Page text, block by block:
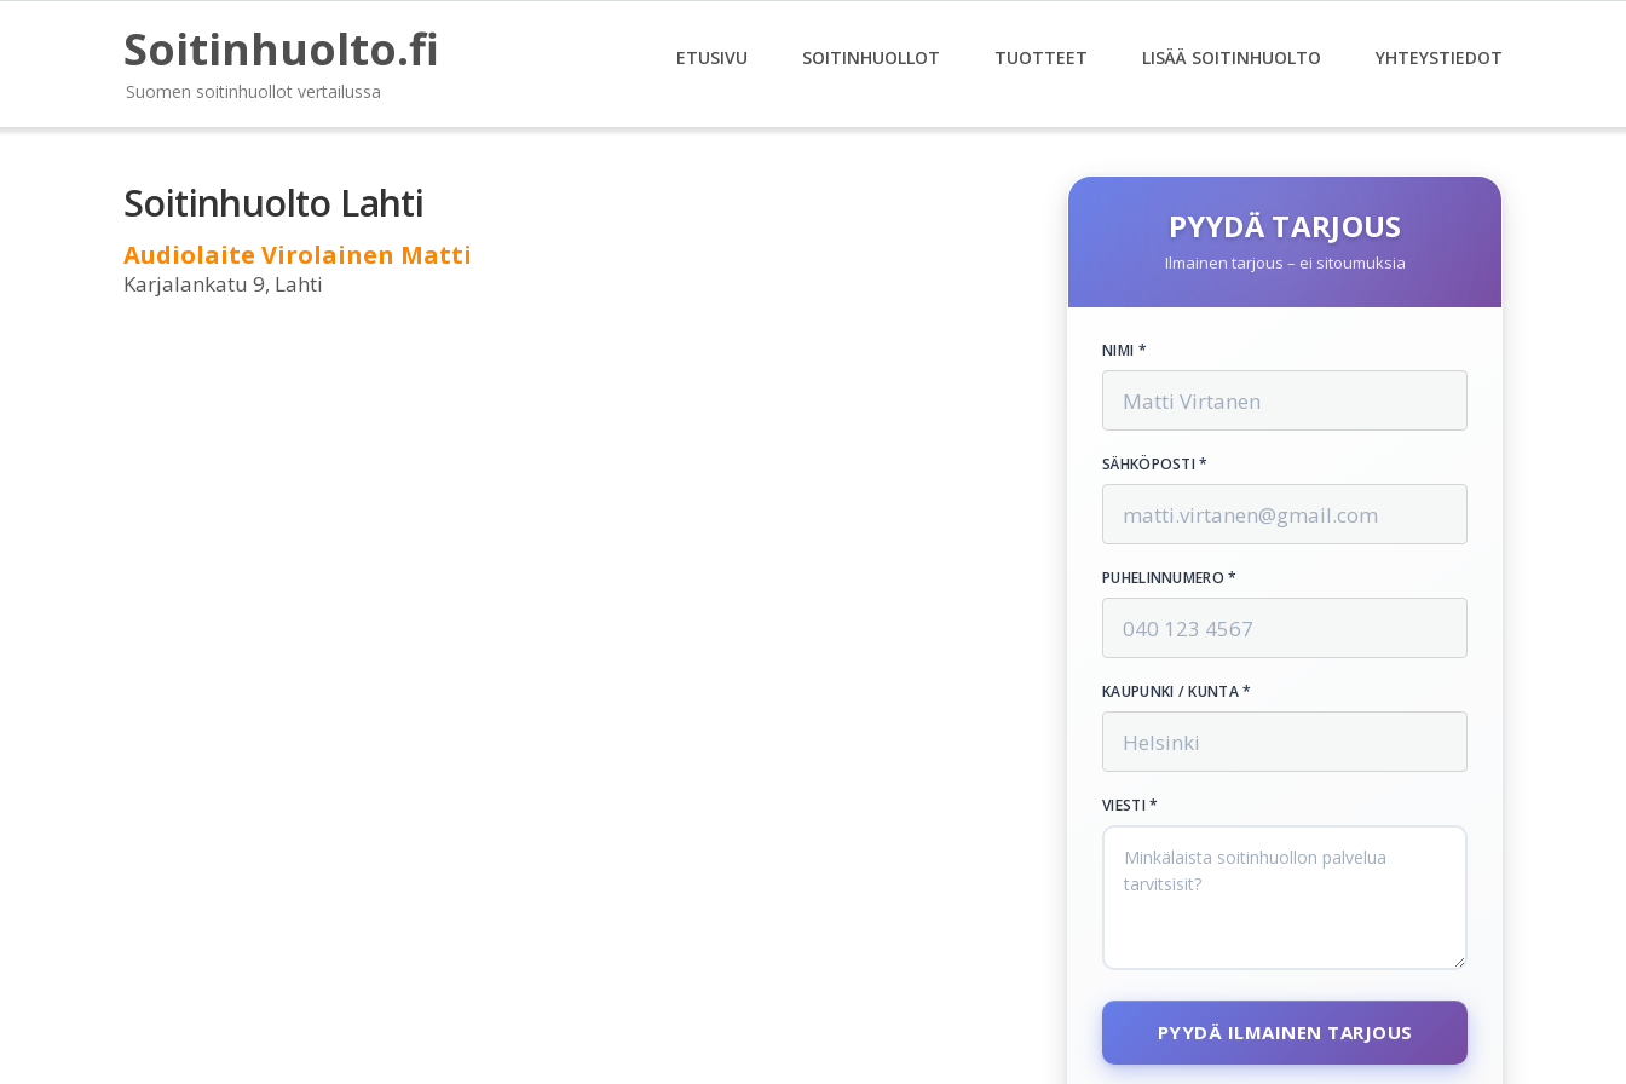
Soitinhuolto.fi
Suomen soitinhuollot vertailussa
ETUSIVU SOITINHUOLLOT TUOTTEET LISÄÄ SOITINHUOLTO YHTEYSTIEDOT
Soitinhuolto Lahti
Audiolaite Virolainen Matti
Karjalankatu 9, Lahti
PYYDÄ TARJOUS
Ilmainen tarjous – ei sitoumuksia
NIMI *
SÄHKÖPOSTI *
PUHELINNUMERO *
KAUPUNKI / KUNTA *
VIESTI *
PYYDÄ ILMAINEN TARJOUS